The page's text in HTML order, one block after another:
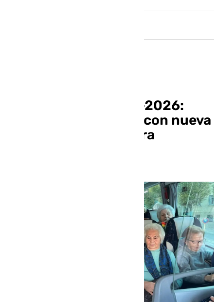
Viajes Imserso 2025-2026:
abren las solicitudes con nueva
tarifa de 50 euros para